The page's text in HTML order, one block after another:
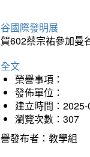
國際發明展
602蔡宗祐參加曼
文
榮譽事項：
發佈單位：
建立時間：
瀏覽次數：307
發布者：教學組